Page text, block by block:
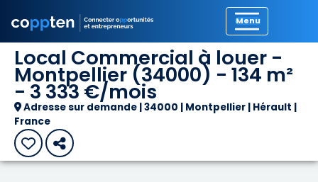
Local Commercial à louer -
Montpellier (34000) - 134 m²
- 3 333 €/mois
Adresse sur demande | 34000 | Montpellier | Hérault |
France